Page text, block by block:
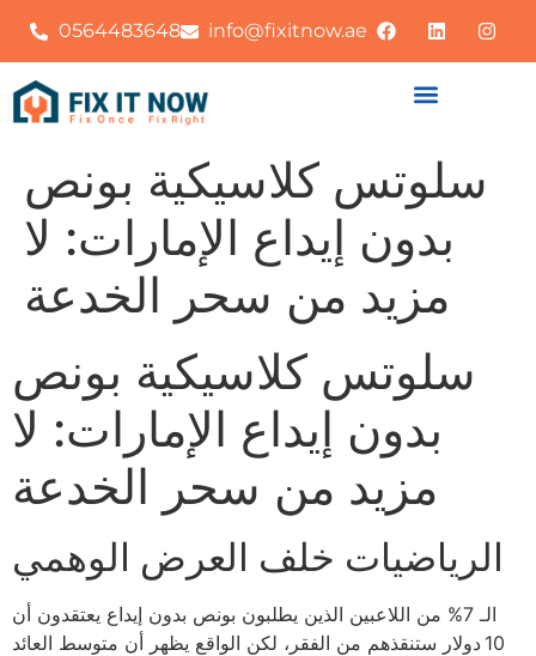
0564483648 info@fixitnow.ae
سلوتس كلاسيكية بونص
بدون إيداع الإمارات: لا
مزيد من سحر الخدعة
سلوتس كلاسيكية بونص
بدون إيداع الإمارات: لا
مزيد من سحر الخدعة
الرياضيات خلف العرض الوهمي
الـ 7% من اللاعبين الذين يطلبون بونص بدون إيداع يعتقدون أن
10 دولار ستنقذهم من الفقر، لكن الواقع يظهر أن متوسط العائد